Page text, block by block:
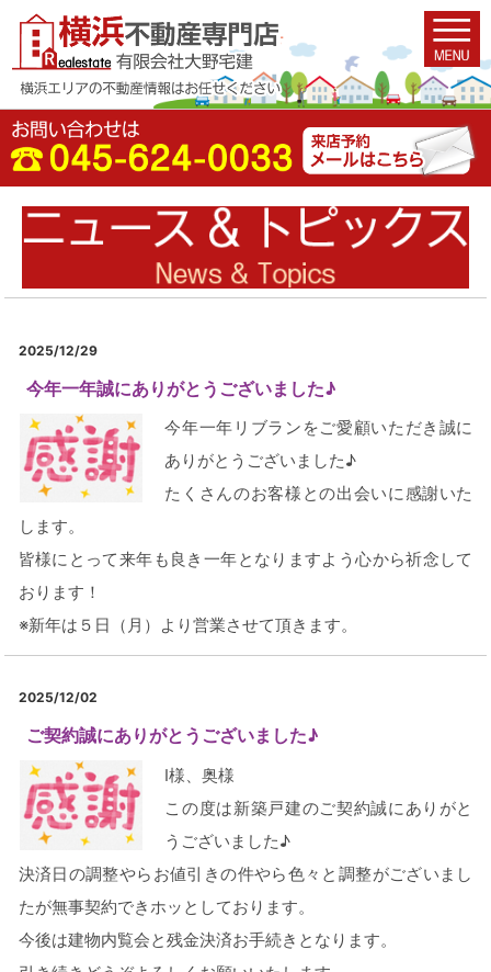
2025/12/29
今年一年誠にありがとうございました♪
今年一年リブランをご愛顧いただき誠に
ありがとうございました♪
たくさんのお客様との出会いに感謝いた
します。
皆様にとって来年も良き一年となりますよう心から祈念して
おります！
※新年は５日（月）より営業させて頂きます。
2025/12/02
ご契約誠にありがとうございました♪
I様、奥様
この度は新築戸建のご契約誠にありがと
うございました♪
決済日の調整やらお値引きの件やら色々と調整がございまし
たが無事契約できホッとしております。
今後は建物内覧会と残金決済お手続きとなります。